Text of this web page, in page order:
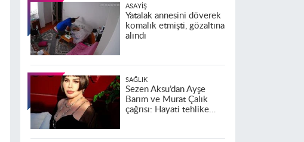
ASAYIŞ
Yatalak annesini döverek
komalık etmişti, gözaltına
alındı
SAĞLIK
Sezen Aksu’dan Ayşe
Barım ve Murat Çalık
çağrısı: Hayati tehlike